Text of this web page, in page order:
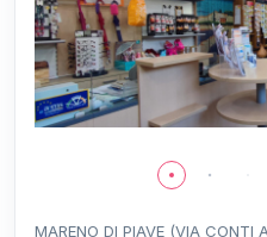
MARENO DI PIAVE (VIA CONTI